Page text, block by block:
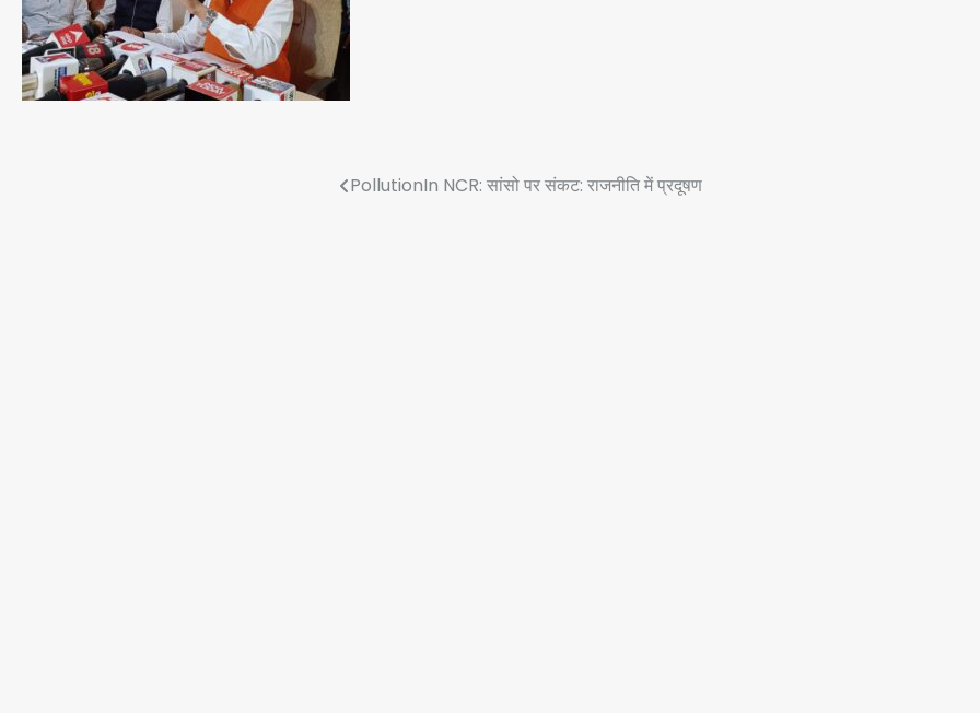
PollutionIn NCR: सांसो पर संकट: राजनीति में प्रदूषण